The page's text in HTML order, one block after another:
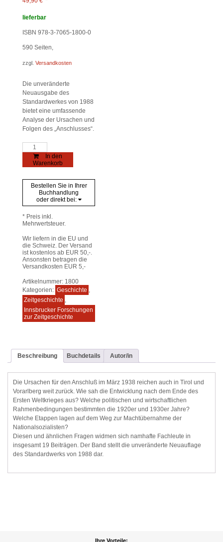
lieferbar
ISBN 978-3-7065-1800-0
590 Seiten,
zzgl. Versandkosten
Die unveränderte
Neuausgabe des
Standardwerkes von 1988
bietet eine umfassende
Analyse der Ursachen und
Folgen des „Anschlusses“.
Tirol
und
Anschluß
In den
Warenkorb
Bestellen Sie in Ihrer
Buchhandlung
oder direkt bei:
* Preis inkl.
Mehrwertsteuer.
Wir liefern in die EU und
die Schweiz. Der Versand
ist kostenlos ab EUR 50,-.
Ansonsten betragen die
Versandkosten EUR 5,-
Artikelnummer: 1800
Kategorien: Geschichte
Zeitgeschichte
Innsbrucker Forschungen
zur Zeitgeschichte
Beschreibung Buchdetails Autor/in
Die Ursachen für den Anschluß im März 1938 reichen auch in Tirol und
Vorarlberg weit zurück. Wie sah die Entwicklung nach dem Ende des
Ersten Weltkrieges aus? Welche politischen und wirtschaftlichen
Rahmenbedingungen bestimmten die 1920er und 1930er Jahre?
Welche Etappen lagen auf dem Weg zur Machtübernahme der
Nationalsozialisten?
Diesen und ähnlichen Fragen widmen sich namhafte Fachleute in
insgesamt 19 Beiträgen. Der Band stellt die unveränderte Neuauflage
des Standardwerks von 1988 dar.
Ihre Vorteile: